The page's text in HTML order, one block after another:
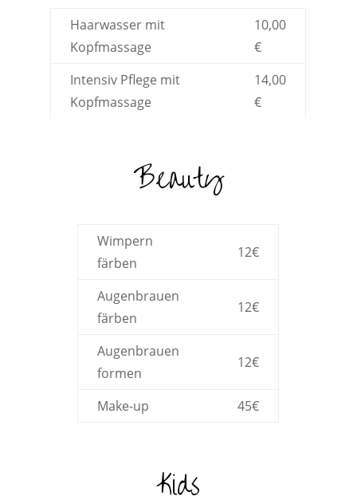
Haarwasser mit
Kopfmassage
10,00
€
Intensiv Pflege mit
Kopfmassage
14,00
€
Beauty
Wimpern
färben
12€
Augenbrauen
färben
12€
Augenbrauen
formen
12€
Make-up 45€
Kids